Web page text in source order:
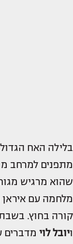
בלילה האח
מתפנים למרחב
שהוא מרגיש
מלחמה עם איראן
קורה בחוץ.
ויובל לוי מדברים